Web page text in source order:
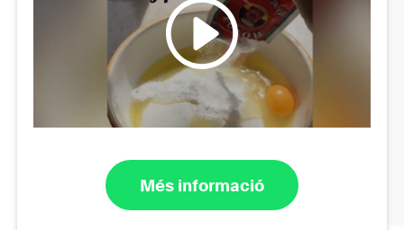
Més informació